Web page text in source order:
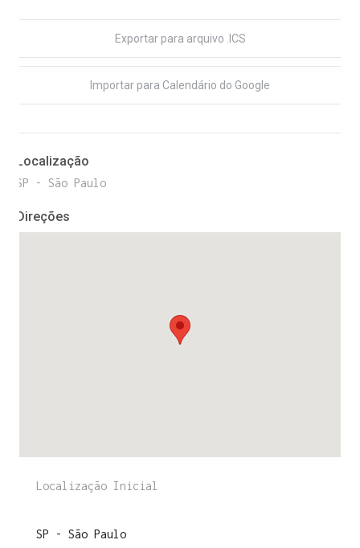
Exportar para arquivo .ICS
Importar para Calendário do Google
Localização
SP - São Paulo
Direções
ENTRE PARA O NOSSO